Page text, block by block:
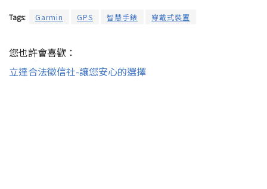
Tags: Garmin GPS 智慧手錶 穿戴式裝置
您也許會喜歡：
立達合法徵信社-讓您安心的選擇